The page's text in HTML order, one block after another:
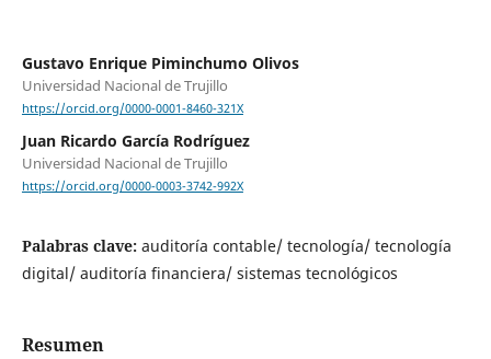
Gustavo Enrique Piminchumo Olivos
Universidad Nacional de Trujillo
https://orcid.org/0000-0001-8460-321X
Juan Ricardo García Rodríguez
Universidad Nacional de Trujillo
https://orcid.org/0000-0003-3742-992X
Palabras clave: auditoría contable/ tecnología/ tecnología
digital/ auditoría financiera/ sistemas tecnológicos
Resumen